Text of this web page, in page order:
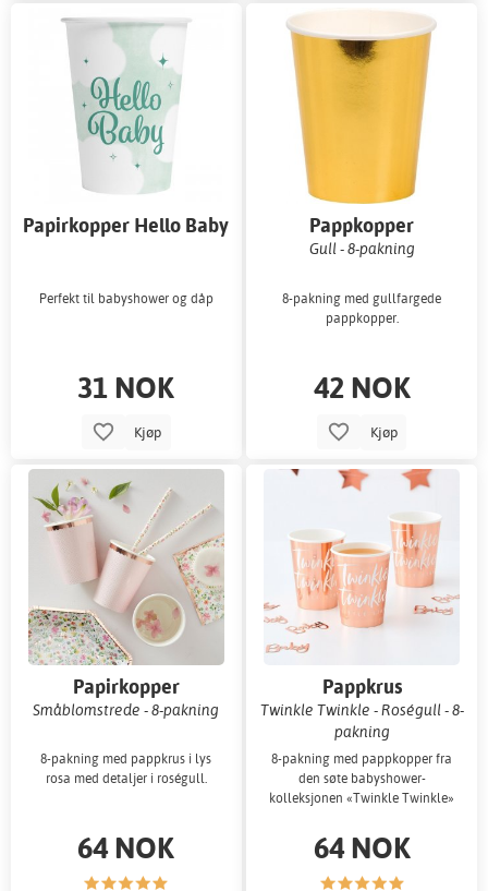
Papirkopper Hello Baby
Perfekt til babyshower og dåp
31 NOK
Kjøp
Pappkopper
Gull - 8-pakning
8-pakning med gullfargede
pappkopper.
42 NOK
Kjøp
Papirkopper
Småblomstrede - 8-pakning
8-pakning med pappkrus i lys
rosa med detaljer i roségull.
64 NOK
Pappkrus
Twinkle Twinkle - Roségull - 8-
pakning
8-pakning med pappkopper fra
den søte babyshower-
kolleksjonen «Twinkle Twinkle»
64 NOK